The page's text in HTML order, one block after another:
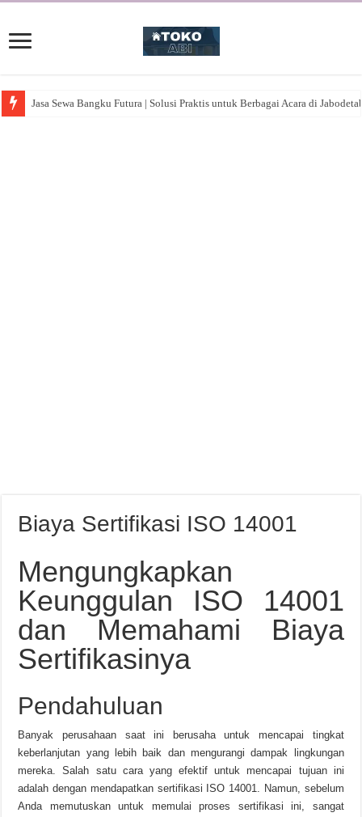
Jasa Sewa Bangku Futura | Solusi Praktis untuk Berbagai Acara di
Biaya Sertifikasi ISO 14001
Mengungkapkan
Keunggulan ISO 14001
dan Memahami Biaya
Sertifikasinya
Pendahuluan
Banyak perusahaan saat ini berusaha untuk mencapai tingkat
keberlanjutan yang lebih baik dan mengurangi dampak lingkungan
mereka. Salah satu cara yang efektif untuk mencapai tujuan ini
adalah dengan mendapatkan sertifikasi ISO 14001. Namun, sebelum
Anda memutuskan untuk memulai proses sertifikasi ini, sangat